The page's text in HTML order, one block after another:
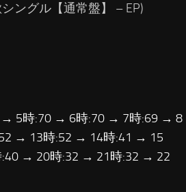
ングル【通常盤】 – EP)
5時:70 → 6時:70 → 7時:69 → 8
→ 13時:52 → 14時:41 → 15
→ 20時:32 → 21時:32 → 22